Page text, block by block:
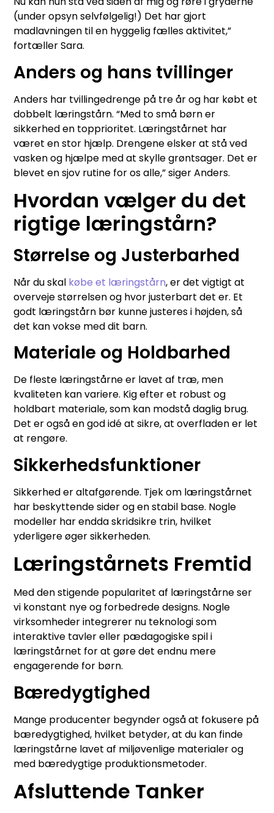
(under opsyn selvfølgelig!) Det har gjort
madlavningen til en hyggelig fælles aktivitet,”
fortæller Sara.
Anders og hans tvillinger
Anders har tvillingedrenge på tre år og har købt et
dobbelt læringstårn. “Med to små børn er
sikkerhed en topprioritet. Læringstårnet har
været en stor hjælp. Drengene elsker at stå ved
vasken og hjælpe med at skylle grøntsager. Det er
blevet en sjov rutine for os alle,” siger Anders.
Hvordan vælger du det
rigtige læringstårn?
Størrelse og Justerbarhed
Når du skal købe et læringstårn, er det vigtigt at
overveje størrelsen og hvor justerbart det er. Et
godt læringstårn bør kunne justeres i højden, så
det kan vokse med dit barn.
Materiale og Holdbarhed
De fleste læringstårne er lavet af træ, men
kvaliteten kan variere. Kig efter et robust og
holdbart materiale, som kan modstå daglig brug.
Det er også en god idé at sikre, at overfladen er let
at rengøre.
Sikkerhedsfunktioner
Sikkerhed er altafgørende. Tjek om læringstårnet
har beskyttende sider og en stabil base. Nogle
modeller har endda skridsikre trin, hvilket
yderligere øger sikkerheden.
Læringstårnets Fremtid
Med den stigende popularitet af læringstårne ser
vi konstant nye og forbedrede designs. Nogle
virksomheder integrerer nu teknologi som
interaktive tavler eller pædagogiske spil i
læringstårnet for at gøre det endnu mere
engagerende for børn.
Bæredygtighed
Mange producenter begynder også at fokusere på
bæredygtighed, hvilket betyder, at du kan finde
læringstårne lavet af miljøvenlige materialer og
med bæredygtige produktionsmetoder.
Afsluttende Tanker